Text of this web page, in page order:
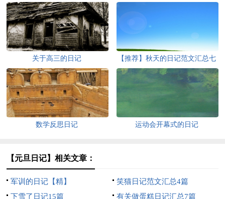
关于高三的日记
【推荐】秋天的日记范文汇总七
篇
数学反思日记 运动会开幕式的日记
【元旦日记】相关文章：
军训的日记【精】
笑猫日记范文汇总4篇
下雪了日记15篇
有关做蛋糕日记汇总7篇